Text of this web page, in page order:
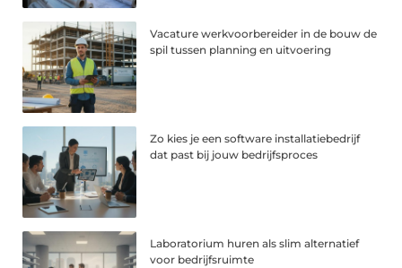
Vacature werkvoorbereider in de bouw de
spil tussen planning en uitvoering
Zo kies je een software installatiebedrijf
dat past bij jouw bedrijfsproces
Laboratorium huren als slim alternatief
voor bedrijfsruimte